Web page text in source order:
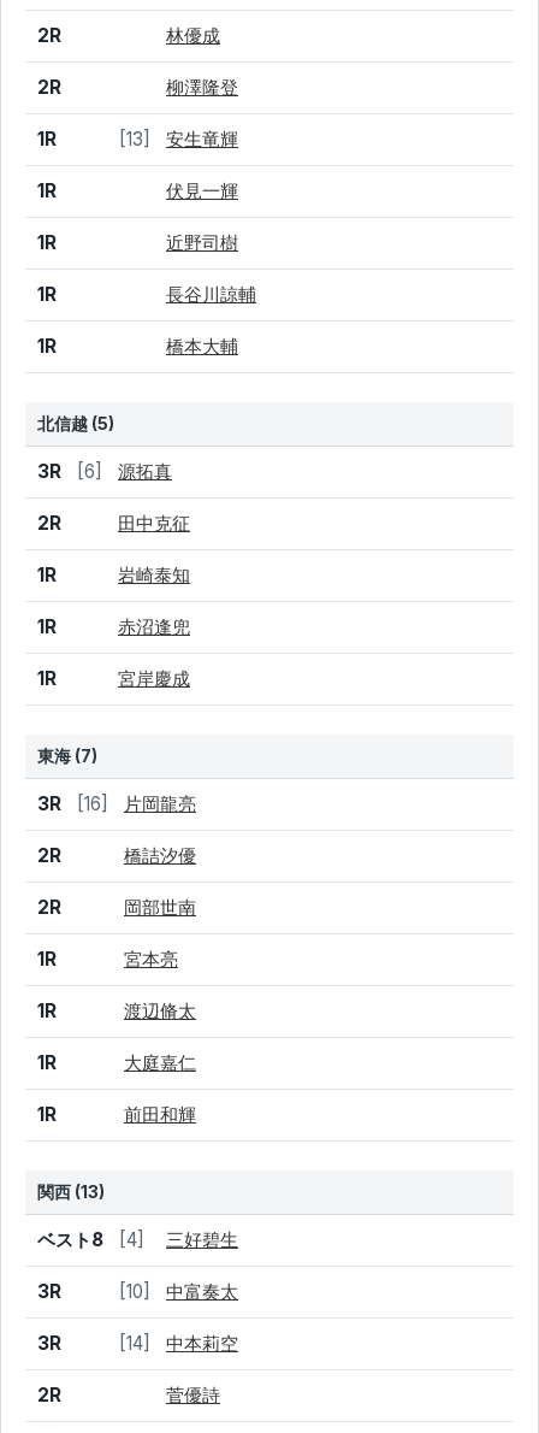
2R 林優成
2R 柳澤隆登
1R [13] 安生竜輝
1R 伏見一輝
1R 近野司樹
1R 長谷川諒輔
1R 橋本大輔
北信越 (5)
結果 シード 選手名
3R [6] 源拓真
2R 田中克征
1R 岩崎泰知
1R 赤沼逢兜
1R 宮岸慶成
東海 (7)
結果 シード 選手名
3R [16] 片岡龍亮
2R 橋詰汐優
2R 岡部世南
1R 宮本亮
1R 渡辺脩太
1R 大庭嘉仁
1R 前田和輝
関西 (13)
結果 シード 選手名
ベスト8 [4] 三好碧生
3R [10] 中富奏太
3R [14] 中本莉空
2R 菅優詩